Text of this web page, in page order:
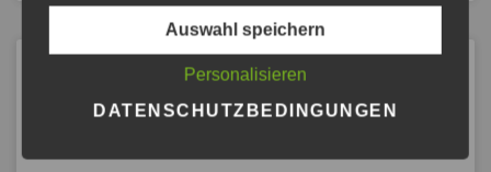
DER IDEENSPRUDEL® BY
FÜR KREATIVITÄT UND
Auswahl speichern
Personalisieren
DATENSCHUTZBEDINGUNGEN